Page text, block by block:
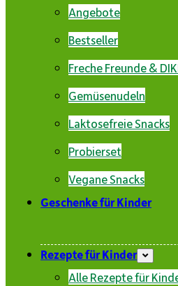
Angebote
Bestseller
Freche Freunde &
Gemüsenudeln
Laktosefreie Snacks
Probierset
Vegane Snacks
Geschenke für Kinder
Rezepte für Kinder
Alle Rezepte für